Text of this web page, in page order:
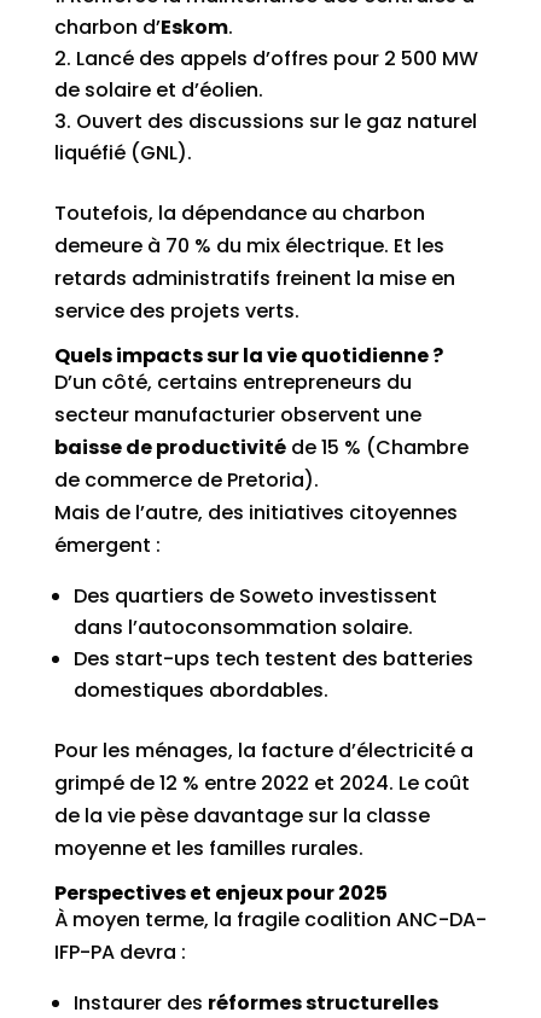
charbon d’Eskom.
Lancé des appels d’offres pour 2 500 MW
de solaire et d’éolien.
Ouvert des discussions sur le gaz naturel
liquéfié (GNL).
Toutefois, la dépendance au charbon
demeure à 70 % du mix électrique. Et les
retards administratifs freinent la mise en
service des projets verts.
Quels impacts sur la vie quotidienne ?
D’un côté, certains entrepreneurs du
secteur manufacturier observent une
baisse de productivitéde 15 % (Chambre
de commerce de Pretoria).
Mais de l’autre, des initiatives citoyennes
émergent :
Des quartiers de Soweto investissent
dans l’autoconsommation solaire.
Des start-ups tech testent des batteries
domestiques abordables.
Pour les ménages, la facture d’électricité a
grimpé de 12 % entre 2022 et 2024. Le coût
de la vie pèse davantage sur la classe
moyenne et les familles rurales.
Perspectives et enjeux pour 2025
À moyen terme, la fragile coalition ANC-DA-
IFP-PA devra :
Instaurer des réformes structurelles